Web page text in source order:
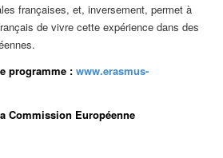
françaises, et, inversement, permet à
de vivre cette expérience dans des
programme : www.erasmus-
Commission Européenne